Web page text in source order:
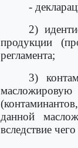
-
2)
продукции
регламента;
3)
данной
вследствие